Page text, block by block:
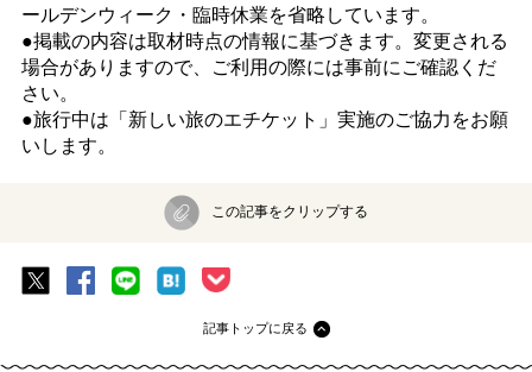
ールデンウィーク・臨時休業を省略しています。
●掲載の内容は取材時点の情報に基づきます。変更される
場合がありますので、ご利用の際には事前にご確認くだ
さい。
●旅行中は「新しい旅のエチケット」実施のご協力をお願
いします。
この記事をクリップする
記事トップに戻る